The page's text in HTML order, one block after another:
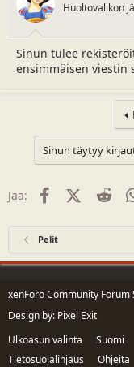
Huoltovalikon
Sinun tulee
ensimmäisen viestin
Sinun täytyy
Jaa: FacebookX (Twitter)
Pelit
xenForo Community Forum
Design by: Pixel Exit
Ulkoasun valinta
Suomi
Tietosuojalinjaus
Ohjeita